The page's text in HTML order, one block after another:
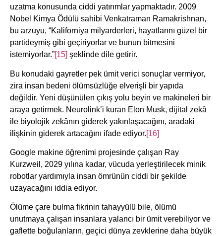
uzatma konusunda ciddi yatırımlar yapmaktadır. 2009
Nobel Kimya Ödülü sahibi Venkatraman Ramakrishnan,
bu arzuyu, “Kaliforniya milyarderleri, hayatlarını güzel bir
partideymiş gibi geçiriyorlar ve bunun bitmesini
istemiyorlar.”[15] şeklinde dile getirir.
Bu konudaki gayretler pek ümit verici sonuçlar vermiyor,
zira insan bedeni ölümsüzlüğe elverişli bir yapıda
değildir. Yeni düşünülen çıkış yolu beyin ve makineleri bir
araya getirmek. Neurolink’i kuran Elon Musk, dijital zekâ
ile biyolojik zekânın giderek yakınlaşacağını, aradaki
ilişkinin giderek artacağını ifade ediyor.[16]
Google makine öğrenimi projesinde çalışan Ray
Kurzweil, 2029 yılına kadar, vücuda yerleştirilecek minik
robotlar yardımıyla insan ömrünün ciddi bir şekilde
uzayacağını iddia ediyor.
Ölüme çare bulma fikrinin tahayyülü bile, ölümü
unutmaya çalışan insanlara yalancı bir ümit verebiliyor ve
gaflette boğulanların, geçici dünya zevklerine daha büyük